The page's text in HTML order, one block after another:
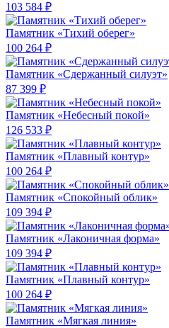
103 584 ₽
Памятник «Тихий оберег»
100 264 ₽
Памятник «Сдержанный силуэт»
87 399 ₽
Памятник «Небесный покой»
126 533 ₽
Памятник «Плавный контур»
100 264 ₽
Памятник «Спокойный облик»
109 394 ₽
Памятник «Лаконичная форма»
109 394 ₽
Памятник «Плавный контур»
100 264 ₽
Памятник «Мягкая линия»